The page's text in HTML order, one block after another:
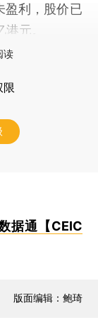
盈利，股价已
元。
读
限
据通【CEIC
版面编辑：鲍琦